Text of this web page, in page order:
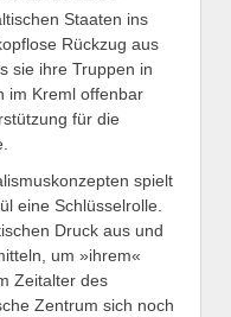
Staaten ins
Rückzug aus
sie ihre Truppen in
im Kreml offenbar
für die
spielt
eine Schlüsselrolle.
Druck aus und
um »ihrem«
Zeitalter des
Zentrum sich noch